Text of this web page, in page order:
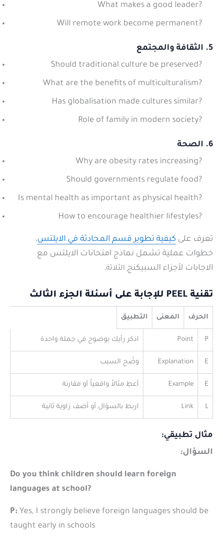
What makes a good leader?
Will remote work become permanent?
5. الثقافة والمجتمع
Should traditional culture be preserved?
What are the benefits of multiculturalism?
Has globalisation made cultures similar?
Role of family in modern society?
6. الصحة
Why are obesity rates increasing?
Should governments regulate food?
Is mental health as important as physical health?
How to encourage healthier lifestyles?
تعرف على كيفية تطوير قسم المحادثة في الايلتس،
خطوات عملية تشمل نماذج امتحانات الايلتس مع
الاجابات لأجزاء السبيكنج الثلاثة.
تقنية PEEL للإجابة على أسئلة الجزء الثالث
الحرف المعنى التطبيق
P
Point اذكر رأيك بوضوح في جملة واحدة
E
Explanation وضّح السبب
E
Example أعطِ مثالاً واقعياً أو مقارنة
L
Link اربط بالسؤال أو أضف زاوية ثانية
مثال تطبيقي:
السؤال:
Do you think children should learn foreign
languages at school?
P: Yes, I strongly believe foreign languages should be
taught early in schools